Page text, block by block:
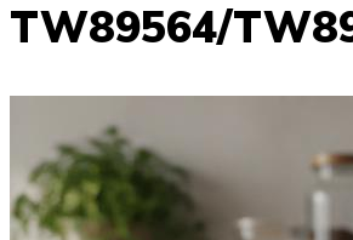
TW89564/